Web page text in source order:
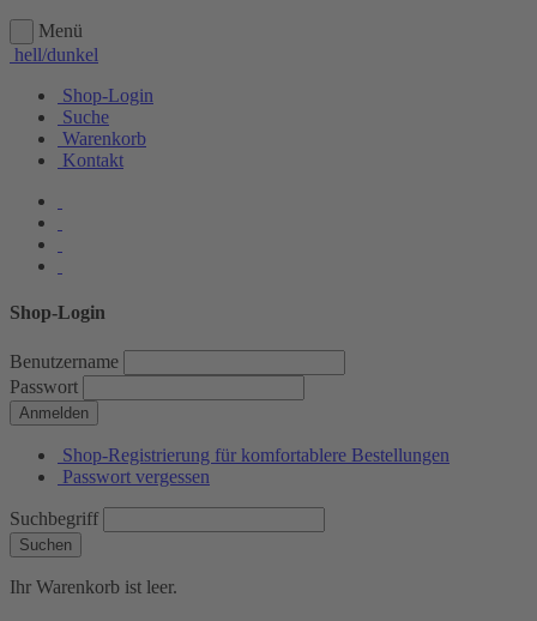
Menü
hell/dunkel
Shop-Login
Suche
Warenkorb
Kontakt
Shop-Login
Benutzername
Passwort
Anmelden
Shop-Registrierung für komfortablere Bestellungen
Passwort vergessen
Suchbegriff
Suchen
Ihr Warenkorb ist leer.